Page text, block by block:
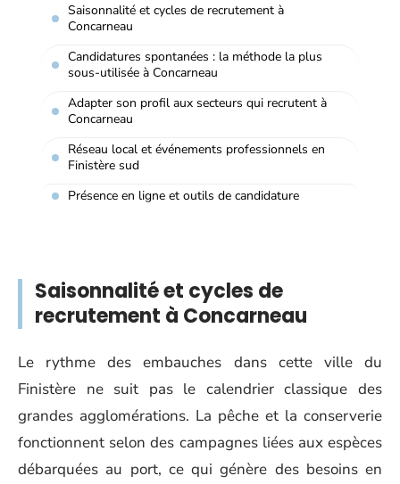
Saisonnalité et cycles de recrutement à
Concarneau
Candidatures spontanées : la méthode la plus
sous-utilisée à Concarneau
Adapter son profil aux secteurs qui recrutent à
Concarneau
Réseau local et événements professionnels en
Finistère sud
Présence en ligne et outils de candidature
Saisonnalité et cycles de
recrutement à Concarneau
Le rythme des embauches dans cette ville du
Finistère ne suit pas le calendrier classique des
grandes agglomérations. La pêche et la conserverie
fonctionnent selon des campagnes liées aux espèces
débarquées au port, ce qui génère des besoins en